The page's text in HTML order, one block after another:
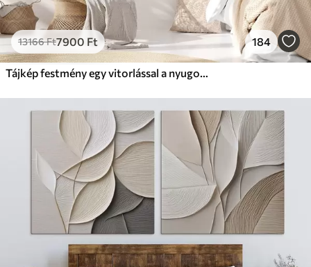
13166Ft7900 Ft 184
Tájkép festmény egy vitorlással a nyugodt tengeren, narancssárga és sárga égbolt, távoli hegyek